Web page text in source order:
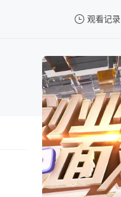
观看记录
暂无观看影片的记录